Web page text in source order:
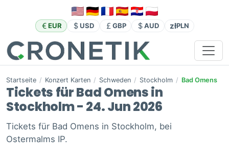
EUR USD GBP AUD złPLN
Startseite / Konzert Karten / Schweden / Stockholm / Bad Omens
Tickets für Bad Omens in
Stockholm - 24. Jun 2026
Tickets für Bad Omens in Stockholm, bei
Ostermalms IP.